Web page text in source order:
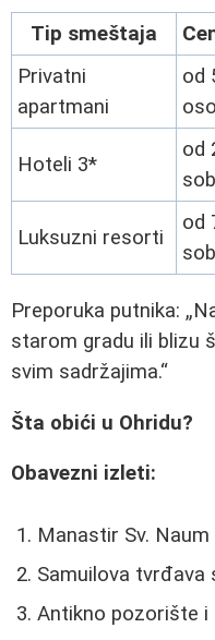
Tip smeštaja
Privatni
apartmani
od
Hoteli 3*
od
Luksuzni resorti
od
Preporuka putnika:
starom gradu ili blizu
svim sadržajima.
Šta obići u Ohridu?
Obavezni izleti:
Manastir Sv.
Samuilova tvrđava
Antikno pozorište i